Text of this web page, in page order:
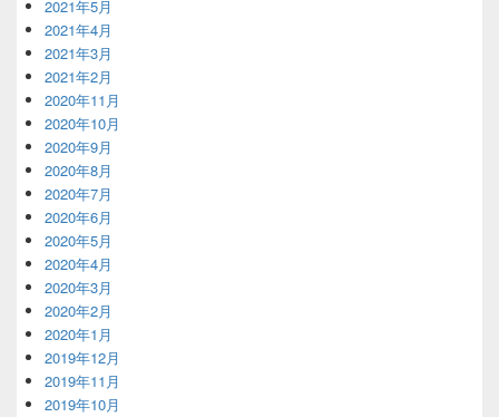
2021年5月
2021年4月
2021年3月
2021年2月
2020年11月
2020年10月
2020年9月
2020年8月
2020年7月
2020年6月
2020年5月
2020年4月
2020年3月
2020年2月
2020年1月
2019年12月
2019年11月
2019年10月